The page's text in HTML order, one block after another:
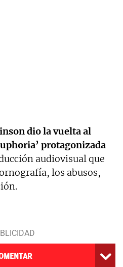
dio la vuelta al
protagonizada
audiovisual que
los abusos,